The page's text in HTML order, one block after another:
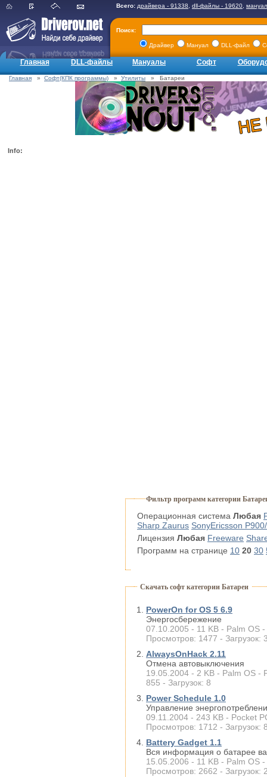
Всего: драйвера - 91338 dll-файлы - 19620
Поиск:
Драйвер Мануал DLL-файл
Главная DLL-файлы Мануалы Софт
Главная » Софт(КПК программы) » Утилиты » Батареи
Info:
Фильтр программ категории
Операционная система Любая
Sharp Zaurus SonyEricsson
Лицензия Любая Freeware
Программ на странице 10 20 30
Скачать софт категории Батареи
PowerOn for OS 5 6.9
Энергосбережение
07.10.2005 - 11 KB - Palm OS
Просмотров: 1477 - Загрузок:
AlwaysOnHack 2.11
Отмена автовыключения
19.05.2004 - 2 KB - Palm OS -
855 - Загрузок: 8
Power Schedule 1.0
Управление
09.11.2004 - 243 KB - Pocket
Просмотров: 1712 - Загрузок:
Battery Gadget 1.1
Вся информация о батарее
15.05.2006 - 11 KB - Palm OS
Просмотров: 2662 - Загрузок: